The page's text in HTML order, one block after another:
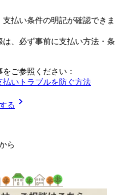
払い条件の明記が確認できま
、必ず事前に支払い方法・条
ご参照ください：
払いトラブルを防ぐ方法
る chevron_right
ら